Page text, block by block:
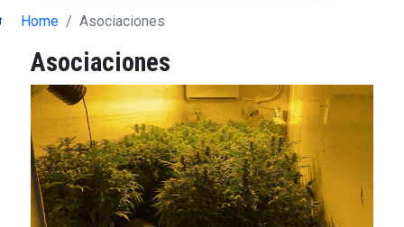
Home Asociaciones
Asociaciones